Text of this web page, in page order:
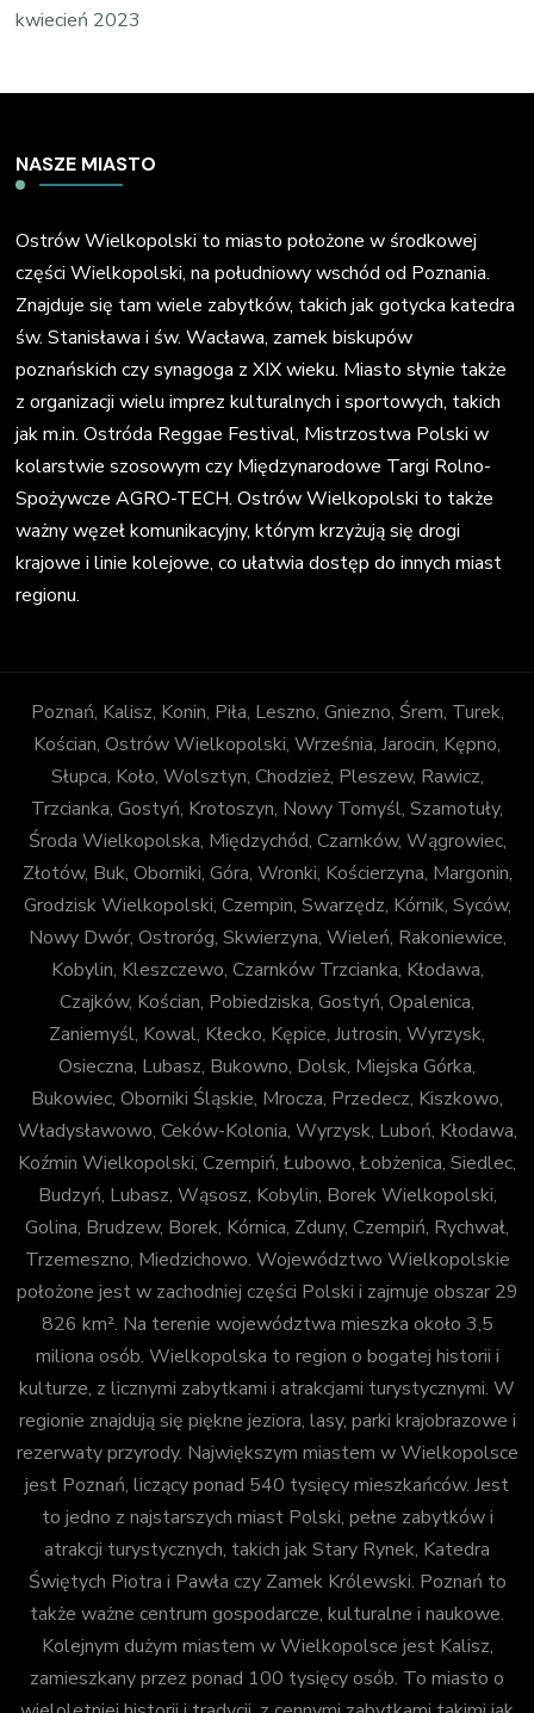
kwiecień 2023
NASZE MIASTO
Ostrów Wielkopolski to miasto położone w środkowej
części Wielkopolski, na południowy wschód od Poznania.
Znajduje się tam wiele zabytków, takich jak gotycka katedra
św. Stanisława i św. Wacława, zamek biskupów
poznańskich czy synagoga z XIX wieku. Miasto słynie także
z organizacji wielu imprez kulturalnych i sportowych, takich
jak m.in. Ostróda Reggae Festival, Mistrzostwa Polski w
kolarstwie szosowym czy Międzynarodowe Targi Rolno-
Spożywcze AGRO-TECH. Ostrów Wielkopolski to także
ważny węzeł komunikacyjny, którym krzyżują się drogi
krajowe i linie kolejowe, co ułatwia dostęp do innych miast
regionu.
Poznań, Kalisz, Konin, Piła, Leszno, Gniezno, Śrem, Turek,
Kościan, Ostrów Wielkopolski, Września, Jarocin, Kępno,
Słupca, Koło, Wolsztyn, Chodzież, Pleszew, Rawicz,
Trzcianka, Gostyń, Krotoszyn, Nowy Tomyśl, Szamotuły,
Środa Wielkopolska, Międzychód, Czarnków, Wągrowiec,
Złotów, Buk, Oborniki, Góra, Wronki, Kościerzyna, Margonin,
Grodzisk Wielkopolski, Czempin, Swarzędz, Kórnik, Syców,
Nowy Dwór, Ostroróg, Skwierzyna, Wieleń, Rakoniewice,
Kobylin, Kleszczewo, Czarnków Trzcianka, Kłodawa,
Czajków, Kościan, Pobiedziska, Gostyń, Opalenica,
Zaniemyśl, Kowal, Kłecko, Kępice, Jutrosin, Wyrzysk,
Osieczna, Lubasz, Bukowno, Dolsk, Miejska Górka,
Bukowiec, Oborniki Śląskie, Mrocza, Przedecz, Kiszkowo,
Władysławowo, Ceków-Kolonia, Wyrzysk, Luboń, Kłodawa,
Koźmin Wielkopolski, Czempiń, Łubowo, Łobżenica, Siedlec,
Budzyń, Lubasz, Wąsosz, Kobylin, Borek Wielkopolski,
Golina, Brudzew, Borek, Kórnica, Zduny, Czempiń, Rychwał,
Trzemeszno, Miedzichowo. Województwo Wielkopolskie
położone jest w zachodniej części Polski i zajmuje obszar 29
826 km². Na terenie województwa mieszka około 3,5
miliona osób. Wielkopolska to region o bogatej historii i
kulturze, z licznymi zabytkami i atrakcjami turystycznymi. W
regionie znajdują się piękne jeziora, lasy, parki krajobrazowe i
rezerwaty przyrody. Największym miastem w Wielkopolsce
jest Poznań, liczący ponad 540 tysięcy mieszkańców. Jest
to jedno z najstarszych miast Polski, pełne zabytków i
atrakcji turystycznych, takich jak Stary Rynek, Katedra
Świętych Piotra i Pawła czy Zamek Królewski. Poznań to
także ważne centrum gospodarcze, kulturalne i naukowe.
Kolejnym dużym miastem w Wielkopolsce jest Kalisz,
zamieszkany przez ponad 100 tysięcy osób. To miasto o